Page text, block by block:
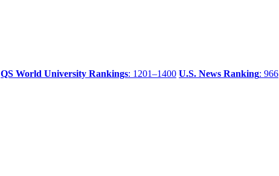
QS World University Rankings: 1201–1400 U.S. News Ranking: 966